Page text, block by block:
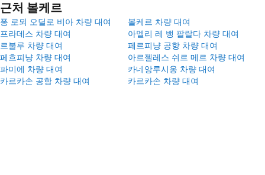
근처 볼케르
퐁 로뫼 오딜로 비아 차량 대여
볼케르 차량 대여
프라데스 차량 대여
아멜리 레 뱅 팔랄다 차량 대여
르불루 차량 대여
페르피냥 공항 차량 대여
페흐피냥 차량 대여
아르젤레스 쉬르 메르 차량 대여
파미에 차량 대여
카네앙루시옹 차량 대여
카르카손 공항 차량 대여
카르카손 차량 대여